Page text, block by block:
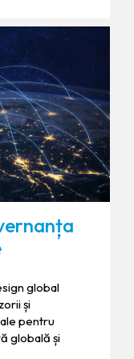
global
și
pentru
globală și